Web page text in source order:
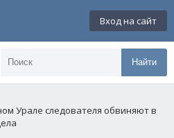
Вход на сайт
Найти
Урале следователя обвиняют в